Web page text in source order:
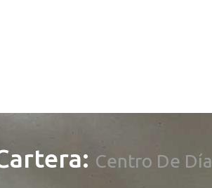
Centro De Día